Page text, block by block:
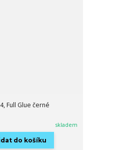
Full Glue černé
skladem
do košíku